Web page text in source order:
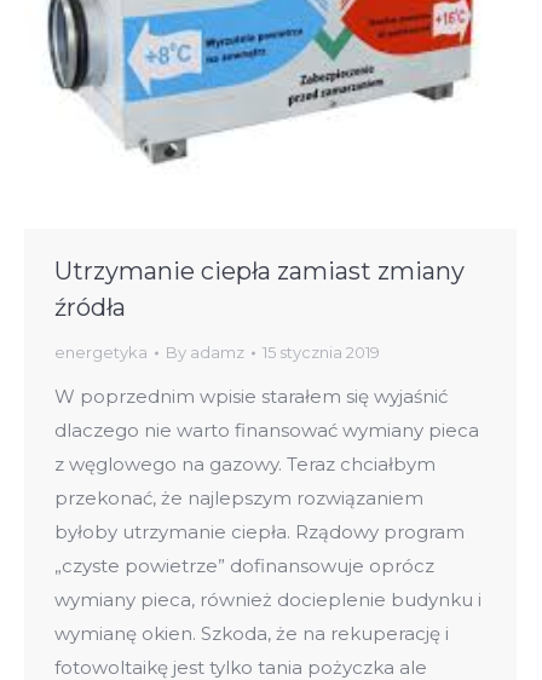
Utrzymanie ciepła zamiast zmiany
źródła
energetyka By adamz 15 stycznia 2019
W poprzednim wpisie starałem się wyjaśnić
dlaczego nie warto finansować wymiany pieca
z węglowego na gazowy. Teraz chciałbym
przekonać, że najlepszym rozwiązaniem
byłoby utrzymanie ciepła. Rządowy program
„czyste powietrze” dofinansowuje oprócz
wymiany pieca, również docieplenie budynku i
wymianę okien. Szkoda, że na rekuperację i
fotowoltaikę jest tylko tania pożyczka ale